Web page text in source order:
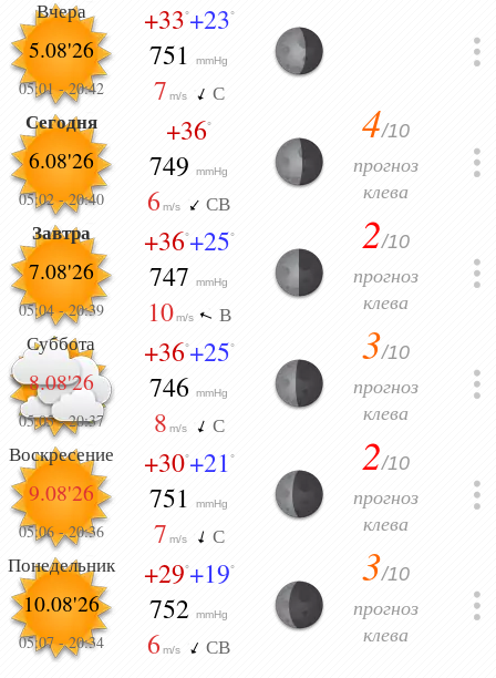
Вчера
5.08'26
05:01-20:42
+33°+23°
751mmHg
7 m/s С
Сегодня
6.08'26
05:02-20:40
+36°
749mmHg
6 m/s СВ
4/10
прогноз
клева
Завтра
7.08'26
05:04-20:39
+36°+25°
747mmHg
10 m/s В
2/10
прогноз
клева
Суббота
8.08'26
05:05-20:37
+36°+25°
746mmHg
8 m/s С
3/10
прогноз
клева
Воскресение
9.08'26
05:06-20:36
+30°+21°
751mmHg
7 m/s С
2/10
прогноз
клева
Понедельник
10.08'26
05:07-20:34
+29°+19°
752mmHg
6 m/s СВ
3/10
прогноз
клева